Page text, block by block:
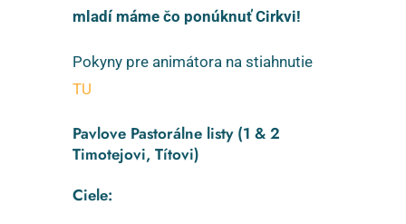
mladí máme čo ponúknuť Cirkvi!
Pokyny pre animátora na stiahnutie
TU
Pavlove Pastorálne listy (1 & 2
Timotejovi, Títovi)
Ciele: